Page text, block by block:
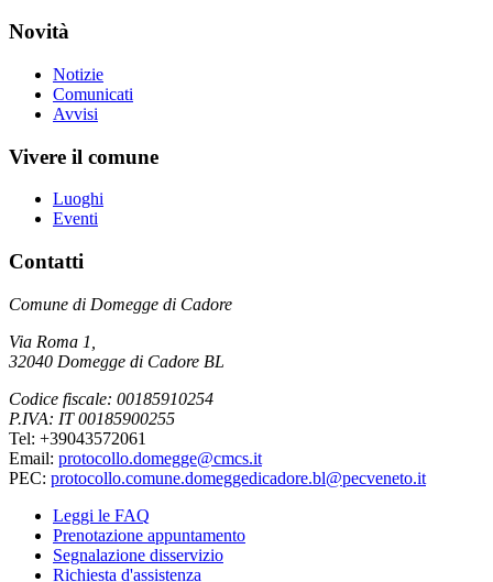
Novità
Notizie
Comunicati
Avvisi
Vivere il comune
Luoghi
Eventi
Contatti
Comune di Domegge di Cadore
Via Roma 1,
32040 Domegge di Cadore BL
Codice fiscale: 00185910254
P.IVA: IT 00185900255
Tel: +39043572061
Email: protocollo.domegge@cmcs.it
PEC: protocollo.comune.domeggedicadore.bl@pecveneto.it
Leggi le FAQ
Prenotazione appuntamento
Segnalazione disservizio
Richiesta d'assistenza